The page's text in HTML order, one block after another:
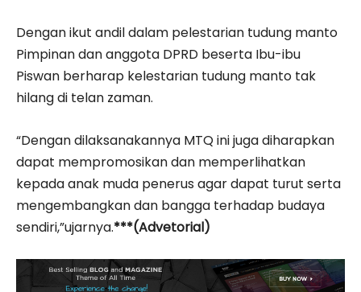
Dengan ikut andil dalam pelestarian tudung manto
Pimpinan dan anggota DPRD beserta Ibu-ibu
Piswan berharap kelestarian tudung manto tak
hilang di telan zaman.
“Dengan dilaksanakannya MTQ ini juga diharapkan
dapat mempromosikan dan memperlihatkan
kepada anak muda penerus agar dapat turut serta
mengembangkan dan bangga terhadap budaya
sendiri,”ujarnya.***(Advetorial)